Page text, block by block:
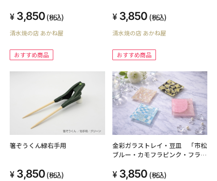
3,850 (税込)
清水焼の店 あかね屋
おすすめ商品
3,850 (税込)
清水焼の店 あかね屋
おすすめ商品
箸ぞうくん緑右手用
3,850 (税込)
金彩ガラストレイ・豆皿 「市松
ブルー・カモフラピンク・フラワ
3,850 (税込)